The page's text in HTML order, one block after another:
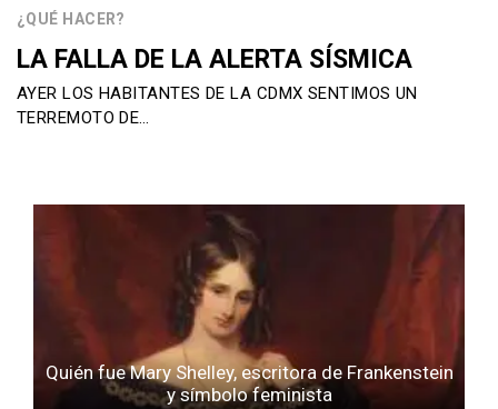
¿QUÉ HACER?
LA FALLA DE LA ALERTA SÍSMICA
AYER LOS HABITANTES DE LA CDMX SENTIMOS UN
TERREMOTO DE…
Quién fue Mary Shelley, escritora de Frankenstein
y símbolo feminista